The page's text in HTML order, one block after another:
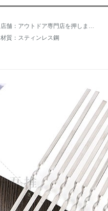
店舗：アウトドア専門店を押します。
材質：スティンレス鋼